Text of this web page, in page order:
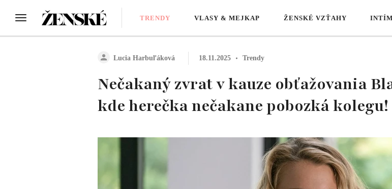
TRENDY VLASY & MEJKAP ŽENSKÉ VZŤAHY
Lucia Harbuľáková 18.11.2025 Trendy
Nečakaný zvrat v kauze obťažovania
kde herečka nečakane pobozká kolegu!